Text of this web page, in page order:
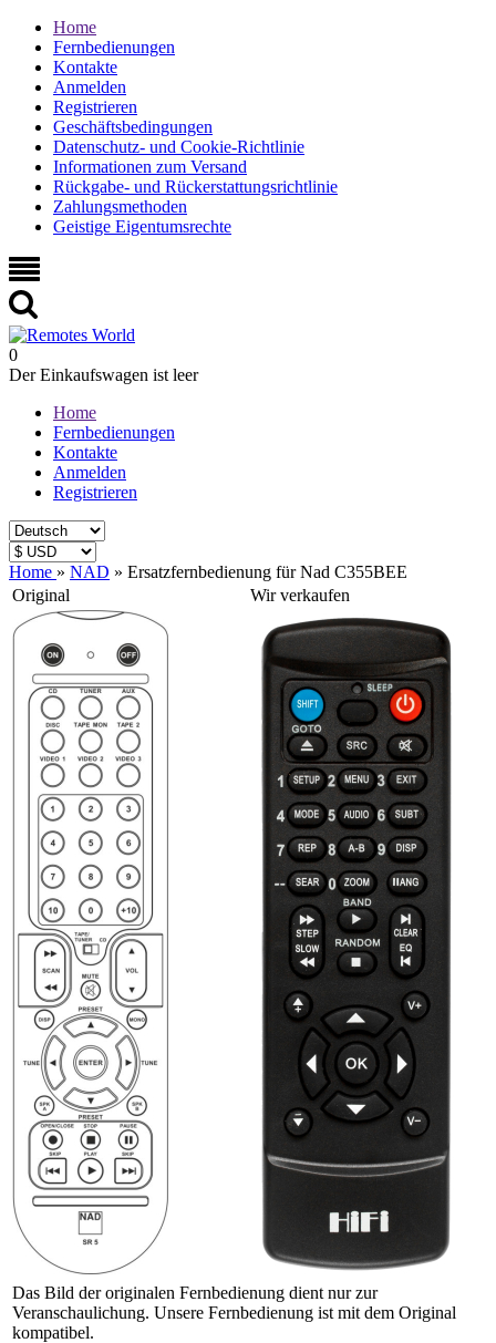
Home
Fernbedienungen
Kontakte
Anmelden
Registrieren
Geschäftsbedingungen
Datenschutz- und Cookie-Richtlinie
Informationen zum Versand
Rückgabe- und Rückerstattungsrichtlinie
Zahlungsmethoden
Geistige Eigentumsrechte
0
Der Einkaufswagen ist leer
Home
Fernbedienungen
Kontakte
Anmelden
Registrieren
Home » NAD » Ersatzfernbedienung für Nad C355BEE
Original
Wir verkaufen
Das Bild der originalen Fernbedienung dient nur zur
Veranschaulichung. Unsere Fernbedienung ist mit dem Original
kompatibel.